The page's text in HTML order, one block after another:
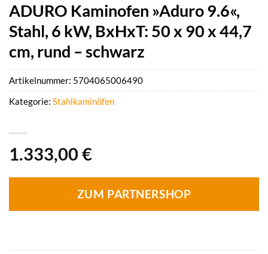
ADURO Kaminofen »Aduro 9.6«,
Stahl, 6 kW, BxHxT: 50 x 90 x 44,7
cm, rund – schwarz
1.333,00 €
ZUM PARTNERSHOP
Artikelnummer: 5704065006490
Kategorie: Stahlkaminöfen